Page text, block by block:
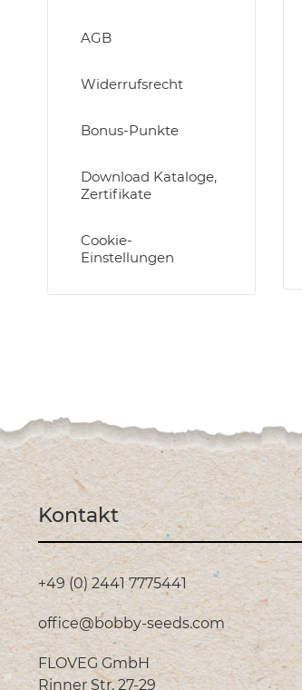
AGB
Widerrufsrecht
Bonus-Punkte
Download Kataloge,
Zertifikate
Cookie-
Einstellungen
Kontakt
+49 (0) 2441 7775441
office@bobby-seeds.com
FLOVEG GmbH
Rinner Str. 27-29